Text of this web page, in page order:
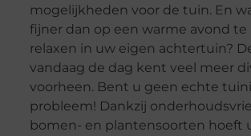
mogelijkheden voor de tuin. En
fijner dan op een warme avond
relaxen in uw eigen achtertuin?
vandaag de dag kent veel meer
voorheen. Bent u geen echte
probleem! Dankzij
bomen- en plantensoorten hoeft